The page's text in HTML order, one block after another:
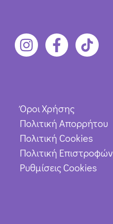
Όροι Χρήσης
Πολιτική Απορρήτου
Πολιτική Cookies
Πολιτική Επιστροφών
Ρυθμίσεις Cookies